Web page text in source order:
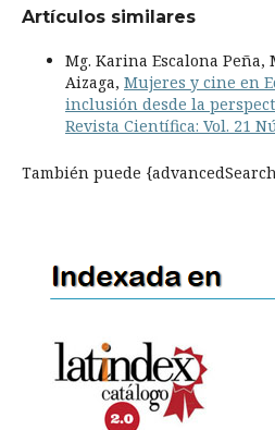
Artículos similares
Mg. Karina Escalona Peña,
Aizaga, Mujeres y cine en
inclusión desde la
Revista Científica: Vol. 21
También puede